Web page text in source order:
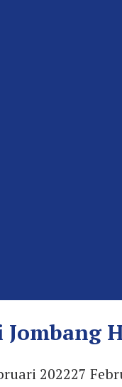
Jombang
202227